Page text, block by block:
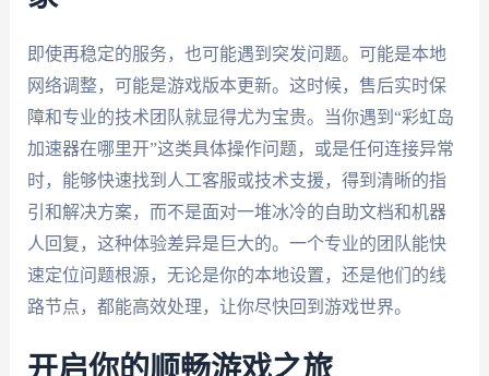
即使再稳定的服务，也可能遇到突发问题。可能是本地
网络调整，可能是游戏版本更新。这时候，售后实时保
障和专业的技术团队就显得尤为宝贵。当你遇到“彩虹岛
加速器在哪里开”这类具体操作问题，或是任何连接异常
时，能够快速找到人工客服或技术支援，得到清晰的指
引和解决方案，而不是面对一堆冰冷的自助文档和机器
人回复，这种体验差异是巨大的。一个专业的团队能快
速定位问题根源，无论是你的本地设置，还是他们的线
路节点，都能高效处理，让你尽快回到游戏世界。
开启你的顺畅游戏之旅